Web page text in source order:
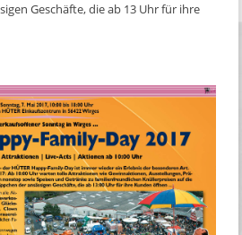
Geschäfte, die ab 13 Uhr für ihre